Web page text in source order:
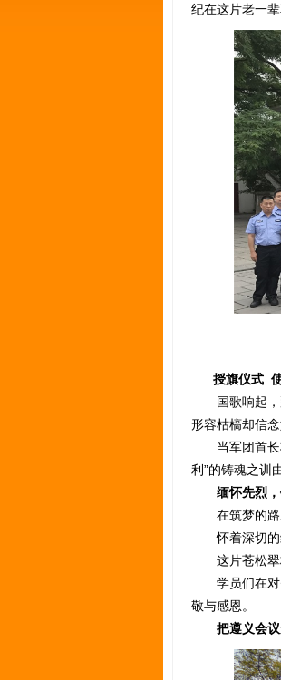
纪在这片老一
授旗仪式 使
国歌响起，那
形容枯槁却信
当军团首长将
利”的铸魂之训
缅怀先烈
在筑梦的路
怀着深切的缅
这片苍松翠柏
学员们在对
敬与感恩。
把遵义会